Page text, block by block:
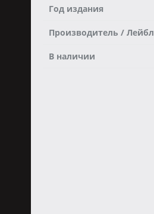
Год издания
Производитель / Лейбл
В наличии